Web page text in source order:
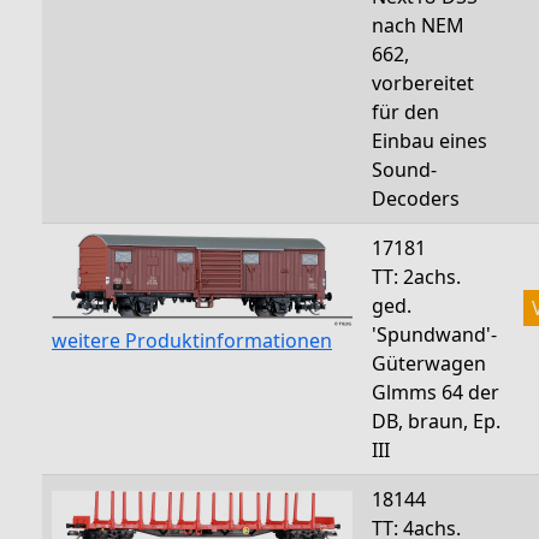
nach NEM
662,
vorbereitet
für den
Einbau eines
Sound-
Decoders
weitere Produktinformationen
17181
TT: 2achs.
ged.
'Spundwand'-
Güterwagen
Glmms 64 der
DB, braun, Ep.
III
18144
TT: 4achs.